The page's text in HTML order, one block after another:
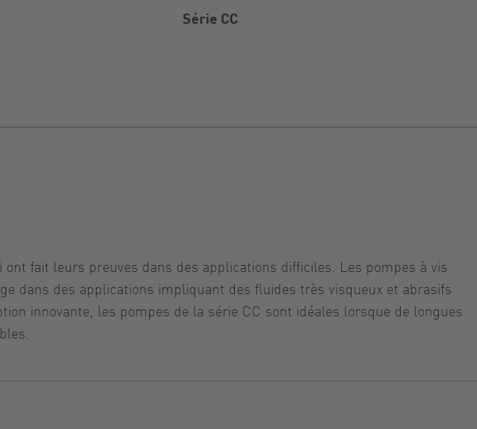
Série CC
fait leurs preuves dans des applications difficiles. Les pompes à vis
dans des applications impliquant des fluides très visqueux et abrasifs
innovante, les pompes de la série CC sont idéales lorsque de longues